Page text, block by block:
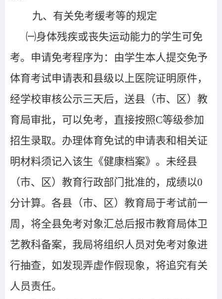
九、有关免考缓考等的规定
㈠身体残疾或丧失运动能力的学生可免
考。申请免考程序为：由学生本人提交免予
体育考试申请表和县级以上医院证明原件，
经学校审核公示三天后，送县（市、区）教
育局审批，可以免考，直接按照C等级参加
招生录取。 办理体育免试的申请表和相关证
明材料须记入该生《健康档案》。 未经县
（市、区）教育行政部门批准的，成绩以0
分计算。各县（市、区）教育局于考试前一
周，将全县免考对象汇总后报市教育局体卫
艺教科备案， 我局将组织人员对免考对象进
行抽查，如发现弄虚作假现象，将追究有关
人员责任。